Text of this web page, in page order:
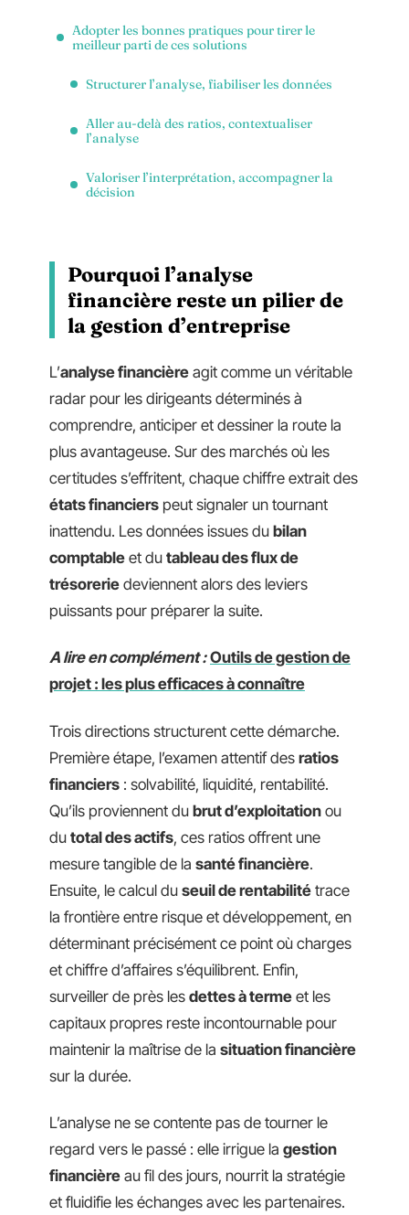
Adopter les bonnes pratiques pour tirer le
meilleur parti de ces solutions
Structurer l’analyse, fiabiliser les données
Aller au-delà des ratios, contextualiser
l’analyse
Valoriser l’interprétation, accompagner la
décision
Pourquoi l’analyse
financière reste un pilier de
la gestion d’entreprise
L’analyse financière agit comme un véritable
radar pour les dirigeants déterminés à
comprendre, anticiper et dessiner la route la
plus avantageuse. Sur des marchés où les
certitudes s’effritent, chaque chiffre extrait des
états financiers peut signaler un tournant
inattendu. Les données issues du bilan
comptable et du tableau des flux de
trésorerie deviennent alors des leviers
puissants pour préparer la suite.
A lire en complément : Outils de gestion de
projet : les plus efficaces à connaître
Trois directions structurent cette démarche.
Première étape, l’examen attentif des ratios
financiers : solvabilité, liquidité, rentabilité.
Qu’ils proviennent du brut d’exploitation ou
du total des actifs, ces ratios offrent une
mesure tangible de la santé financière.
Ensuite, le calcul du seuil de rentabilité trace
la frontière entre risque et développement, en
déterminant précisément ce point où charges
et chiffre d’affaires s’équilibrent. Enfin,
surveiller de près les dettes à terme et les
capitaux propres reste incontournable pour
maintenir la maîtrise de la situation financière
sur la durée.
L’analyse ne se contente pas de tourner le
regard vers le passé : elle irrigue la gestion
financière au fil des jours, nourrit la stratégie
et fluidifie les échanges avec les partenaires.